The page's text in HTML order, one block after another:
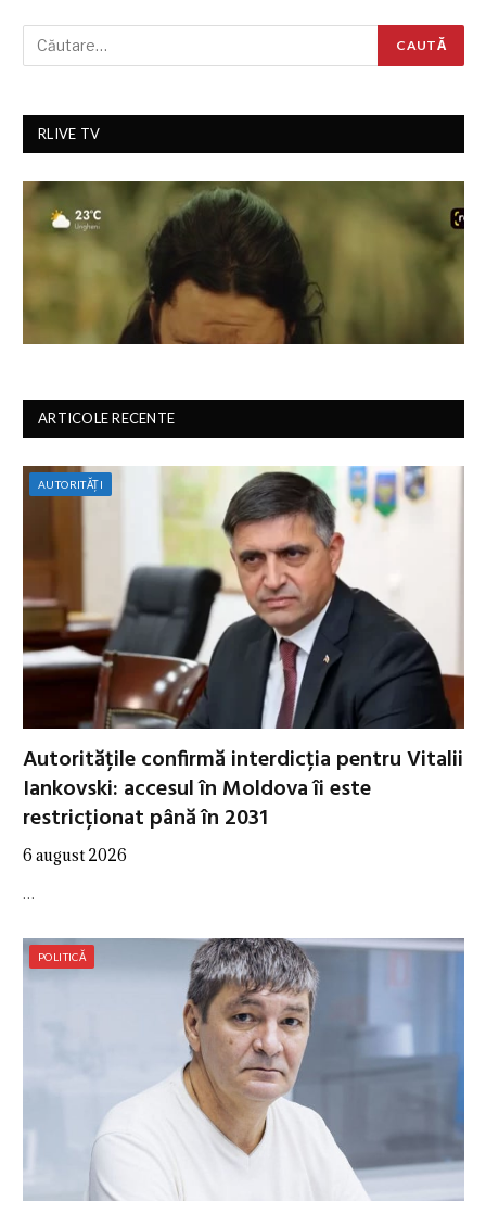
RLIVE TV
ARTICOLE RECENTE
AUTORITĂȚI
Autoritățile confirmă interdicția pentru Vitalii
Iankovski: accesul în Moldova îi este
restricționat până în 2031
6 august 2026
…
POLITICĂ